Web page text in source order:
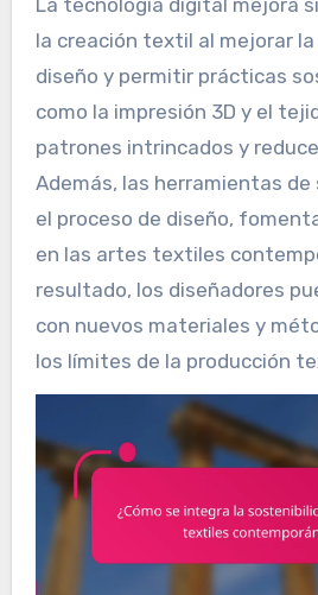
La tecnología digital mejora
la creación textil al mejorar
diseño y permitir prácticas
como la impresión 3D y el
patrones intrincados y
Además, las herramientas
el proceso de diseño,
en las artes textiles
resultado, los diseñadores
con nuevos materiales y
los límites de la producción